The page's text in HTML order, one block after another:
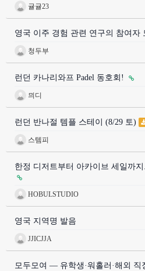
귤귤23
영국 이주 경험 관련 연구의 참여자
청두부
런던 카나리와프 Padel 동호회!
믜디
런던 반나절 템플 스테이 (8/29 토)
스템피
한정 디저트부터 아카이브 세일까
HOBULSTUDIO
영국 지역명 발음
JJICJJA
모두모여 — 유학생·워홀러·해외 직